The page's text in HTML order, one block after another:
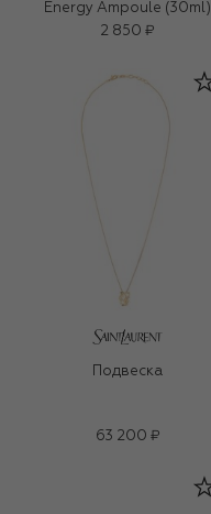
Energy Ampoule (30ml)
2 850 ₽
Подвеска
63 200 ₽